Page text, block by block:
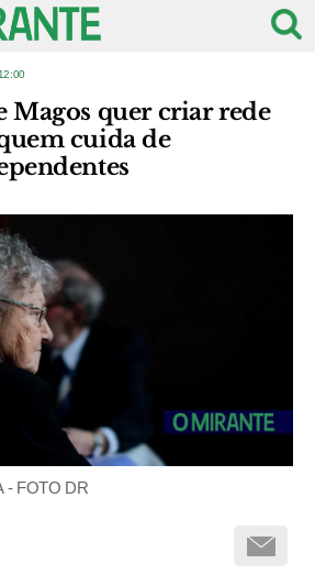
Magos quer criar rede
cuida de
- FOTO DR